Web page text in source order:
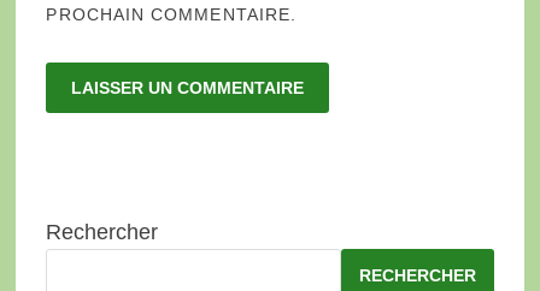
PROCHAIN COMMENTAIRE.
Rechercher
RECHERCHER